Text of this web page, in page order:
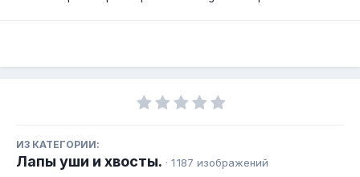
ИЗ КАТЕГОРИИ:
Лапы уши и хвосты. · 1 187 изображений